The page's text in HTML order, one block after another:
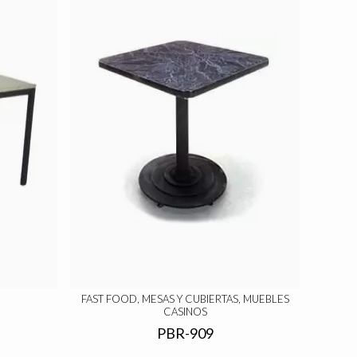
FAST FOOD, MESAS Y CUBIERTAS, MUEBLES
CASINOS
PBR-909